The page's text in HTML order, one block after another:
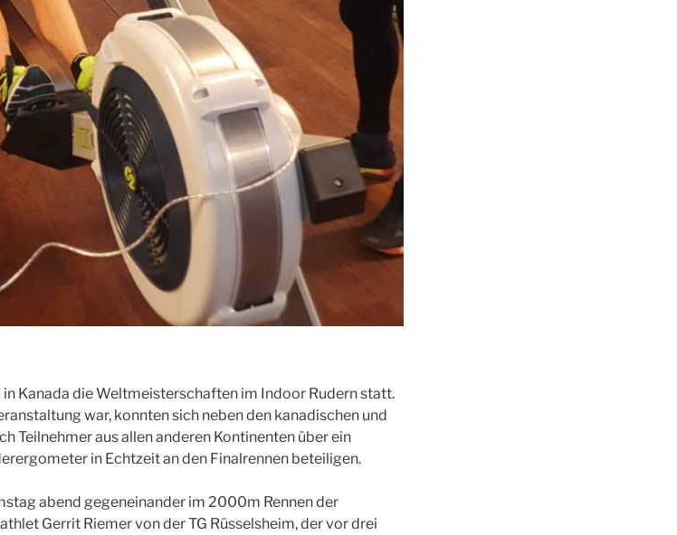
Kanada die Weltmeisterschaften im Indoor Rudern statt.
war, konnten sich neben den kanadischen und
Teilnehmer aus allen anderen Kontinenten über ein
in Echtzeit an den Finalrennen beteiligen.
abend gegeneinander im 2000m Rennen der
Gerrit Riemer von der TG Rüsselsheim, der vor drei